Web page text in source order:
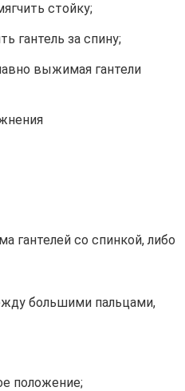
стойку;
гантель за спину;
выжимая гантели
гантелей со спинкой, либо
большими пальцами,
положение;